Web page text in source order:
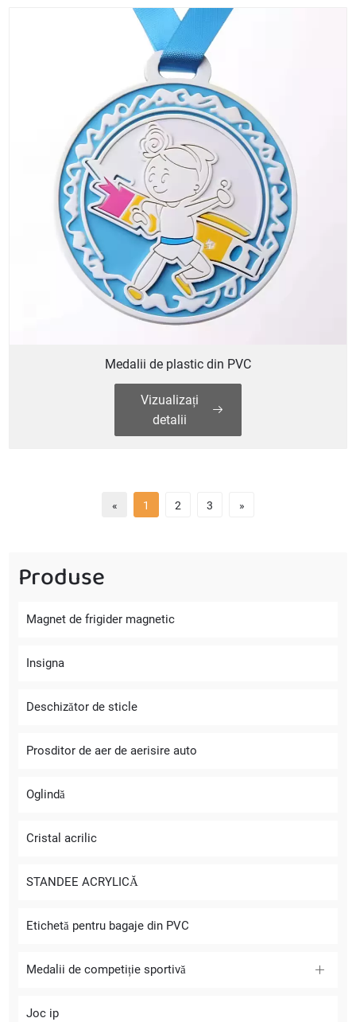
Medalii de plastic din PVC
Vizualizați
detalii
« 1 2 3 »
Produse
Magnet de frigider magnetic
Insigna
Deschizător de sticle
Prosditor de aer de aerisire auto
Oglindă
Cristal acrilic
STANDEE ACRYLICĂ
Etichetă pentru bagaje din PVC
Medalii de competiție sportivă
Joc ip